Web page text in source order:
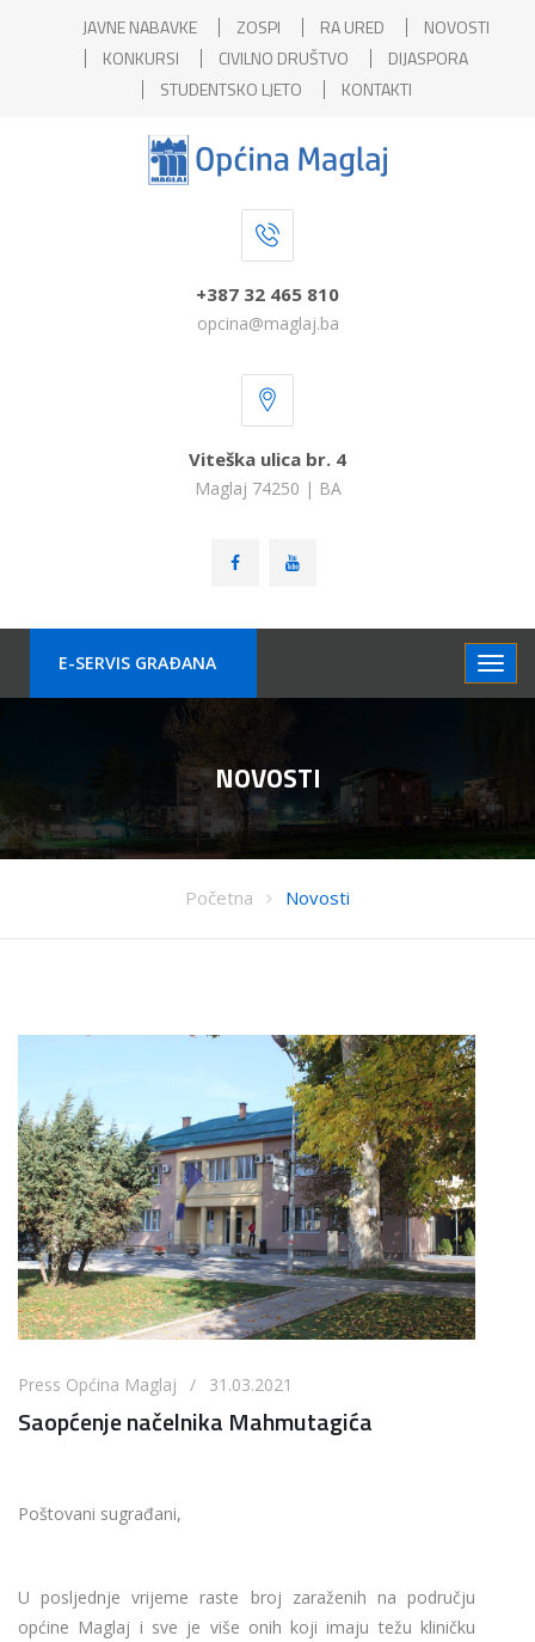
JAVNE NABAVKE ZOSPI RA URED
NOVOSTI
KONKURSI
CIVILNO DRUŠTVO
DIJASPORA
STUDENTSKO LJETO
KONTAKTI
+387 32 465 810
opcina@maglaj.ba
Viteška ulica br. 4
Maglaj 74250 | BA
E-SERVIS GRAÐANA
NOVOSTI
Početna Novosti
Press Općina Maglaj / 31.03.2021
Saopćenje načelnika Mahmutagića
Poštovani sugrađani,
U posljednje vrijeme raste broj zaraženih na području
općine Maglaj i sve je više onih koji imaju težu kliničku